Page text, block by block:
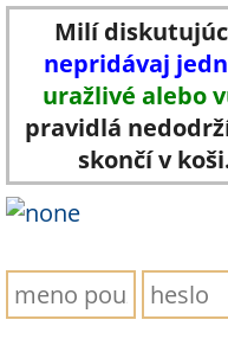
Milí
nepridávaj
uražlivé alebo
pravidlá
skončí v